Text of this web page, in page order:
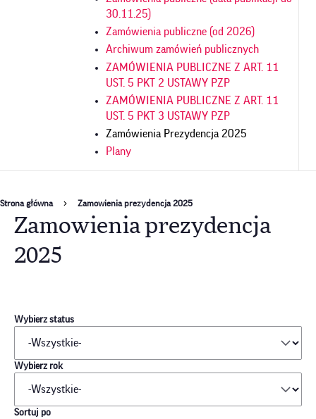
30.11.25)
Zamówienia publiczne (od 2026)
Archiwum zamówień publicznych
ZAMÓWIENIA PUBLICZNE Z ART. 11
UST. 5 PKT 2 USTAWY PZP
ZAMÓWIENIA PUBLICZNE Z ART. 11
UST. 5 PKT 3 USTAWY PZP
Zamówienia Prezydencja 2025
Plany
Ścieżka
nawigacyjna
Strona główna Zamowienia prezydencja 2025
Zamowienia prezydencja
2025
Wybierz status
Wybierz rok
Sortuj po